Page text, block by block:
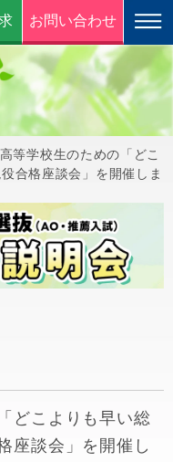
お問い合わせ
等学校生のための「どこ
合格座談会」を開催しま
どこよりも早い総
座談会」を開催し